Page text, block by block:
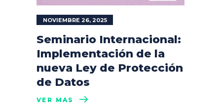
NOVIEMBRE 26, 2025
Seminario Internacional:
Implementación de la
nueva Ley de Protección
de Datos
VER MÁS